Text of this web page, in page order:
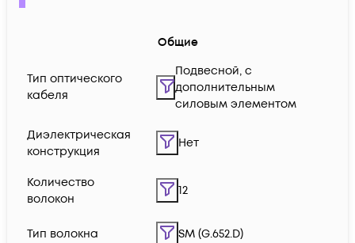
Общие
Тип оптического
кабеля
Подвесной, с
дополнительным
силовым элементом
Диэлектрическая
конструкция
Нет
Количество
волокон
12
Тип волокна SM (G.652.D)